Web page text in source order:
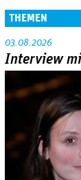
THEMEN
03.08.2026
Interview